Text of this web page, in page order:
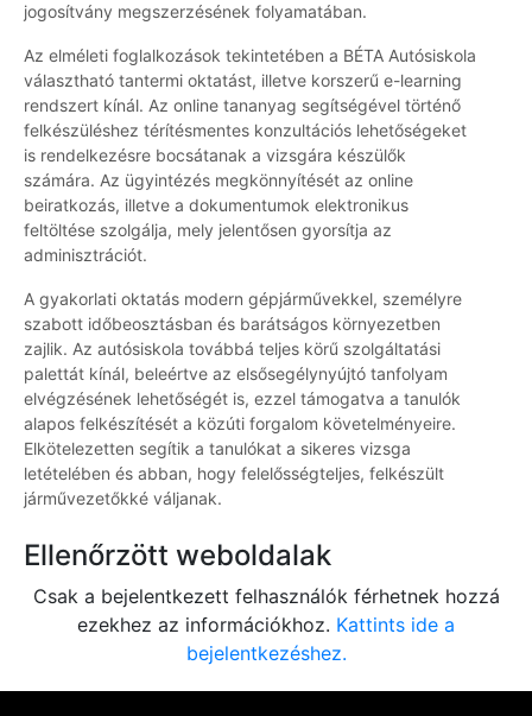
jogosítvány megszerzésének folyamatában.
Az elméleti foglalkozások tekintetében a BÉTA Autósiskola
választható tantermi oktatást, illetve korszerű e-learning
rendszert kínál. Az online tananyag segítségével történő
felkészüléshez térítésmentes konzultációs lehetőségeket
is rendelkezésre bocsátanak a vizsgára készülők
számára. Az ügyintézés megkönnyítését az online
beiratkozás, illetve a dokumentumok elektronikus
feltöltése szolgálja, mely jelentősen gyorsítja az
adminisztrációt.
A gyakorlati oktatás modern gépjárművekkel, személyre
szabott időbeosztásban és barátságos környezetben
zajlik. Az autósiskola továbbá teljes körű szolgáltatási
palettát kínál, beleértve az elsősegélynyújtó tanfolyam
elvégzésének lehetőségét is, ezzel támogatva a tanulók
alapos felkészítését a közúti forgalom követelményeire.
Elkötelezetten segítik a tanulókat a sikeres vizsga
letételében és abban, hogy felelősségteljes, felkészült
járművezetőkké váljanak.
Ellenőrzött weboldalak
Csak a bejelentkezett felhasználók férhetnek hozzá
ezekhez az információkhoz. Kattints ide a
bejelentkezéshez.